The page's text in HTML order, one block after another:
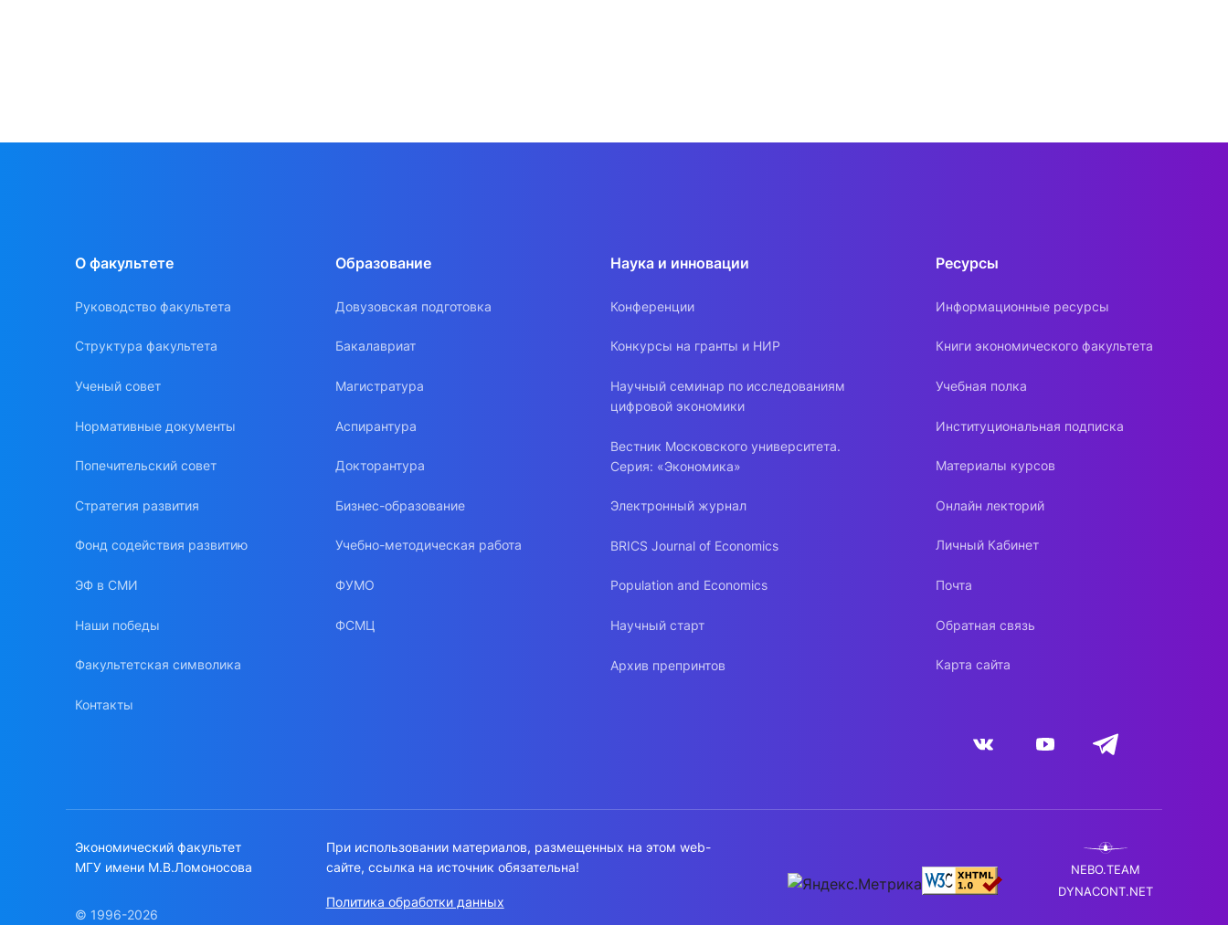
О факультете
Руководство факультета
Структура факультета
Ученый совет
Нормативные документы
Попечительский совет
Стратегия развития
Фонд содействия развитию
ЭФ в СМИ
Наши победы
Факультетская символика
Контакты
Образование
Довузовская подготовка
Бакалавриат
Магистратура
Аспирантура
Докторантура
Бизнес-образование
Учебно-методическая работа
ФУМО
ФСМЦ
Наука и инновации
Конференции
Конкурсы на гранты и НИР
Научный семинар по исследованиям
цифровой экономики
Вестник Московского университета.
Серия: «Экономика»
Электронный журнал
BRICS Journal of Economics
Population and Economics
Научный старт
Архив препринтов
Ресурсы
Информационные ресурсы
Книги экономического факультета
Учебная полка
Институциональная подписка
Материалы курсов
Онлайн лекторий
Личный Кабинет
Почта
Обратная связь
Карта сайта
Экономический факультет
МГУ имени М.В.Ломоносова
© 1996-2026
При использовании материалов, размещенных на этом web-
сайте, ссылка на источник обязательна!
Политика обработки данных
NEBO.TEAM
DYNACONT.NET